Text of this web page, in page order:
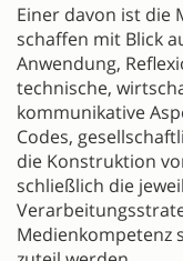
Einer davon ist die
schaffen mit Blick
Anwendung,
technische,
kommunikative
Codes,
die Konstruktion
schließlich die
Medienkompetenz